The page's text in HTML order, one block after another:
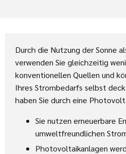
Durch die Nutzung der Sonne
verwenden Sie gleichzeitig
konventionellen Quellen und
Ihres Strombedarfs selbst
haben Sie durch eine
Sie nutzen erneuerbare
umweltfreundlichen
Photovoltaikanlagen